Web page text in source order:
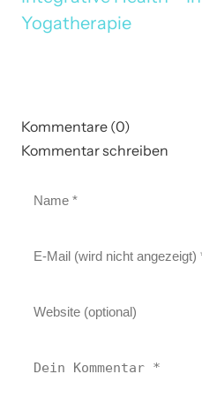
Yogatherapie
Kommentare (0)
Kommentar schreiben